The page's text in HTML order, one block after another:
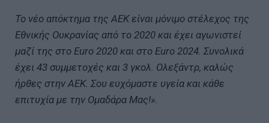
Το νέο απόκτημα της ΑΕΚ είναι μόνιμο στέλεχος της
Εθνικής Ουκρανίας από το 2020 και έχει αγωνιστεί
μαζί της στο Euro 2020 και στο Euro 2024. Συνολικά
έχει 43 συμμετοχές και 3 γκολ. Ολεξάντρ, καλώς
ήρθες στην ΑΕΚ. Σου ευχόμαστε υγεία και κάθε
επιτυχία με την Ομαδάρα Μας!».